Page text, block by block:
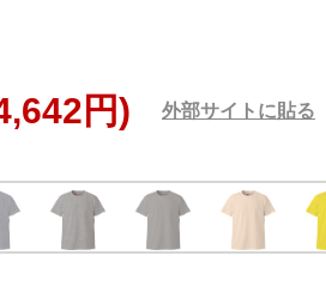
円) 外部サイトに貼る